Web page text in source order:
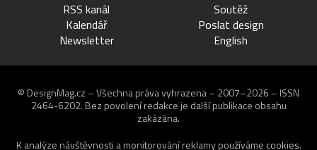
RSS kanál
Kalendář
Newsletter
Soutěž
Poslat design
English
© DesignMag.cz – Všechna práva vyhrazena – 2007–2026 – ISSN
2464-6202. Bez povolení redakce je další publikace obsahu
zakázána.
K analýze návštěvnosti a monitorování reklamy používáme cookies.